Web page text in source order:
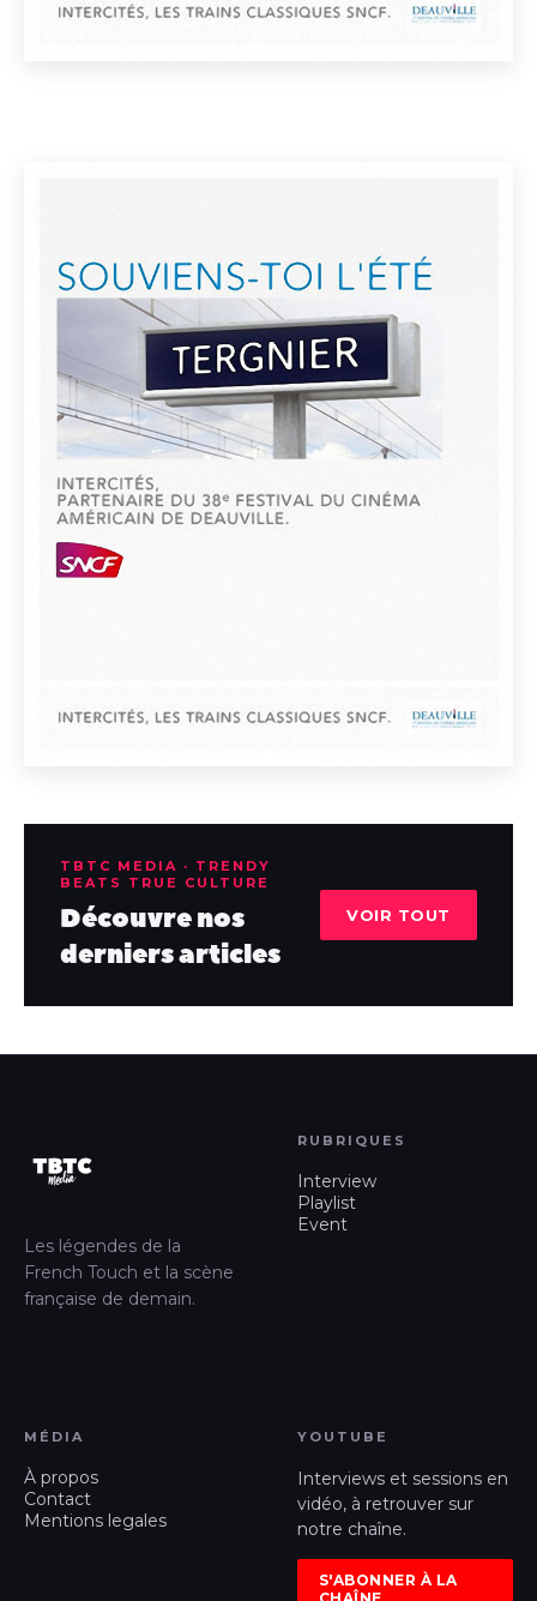
TBTC MEDIA · TRENDY
BEATS TRUE CULTURE
Découvre nos
derniers articles
VOIR TOUT
Les légendes de la
French Touch et la scène
française de demain.
RUBRIQUES
Interview
Playlist
Event
MÉDIA
À propos
Contact
Mentions legales
YOUTUBE
Interviews et sessions en
vidéo, à retrouver sur
notre chaîne.
S'ABONNER À LA